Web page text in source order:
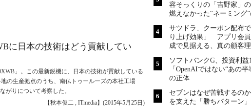
に日本の技術はどう貢献してい
」。この最新鋭機に、日本の技術が貢献している
の生産拠点のうち、南仏トゥールーズの本社工場
がりについて考察した。
【秋本俊二 , ITmedia】 (2015年5月25日 )
容そっくりの「吉野家」
燃えなかった“ネーミング
サツドラ、クーポン配布
り上げ効果」 アプリ会員
成で見据える、真の顧客
ソフトバンクG、投資利
「OpenAIではない“あの半
の正体
セブンはなぜ苦戦するの
を支えた「勝ちパターン